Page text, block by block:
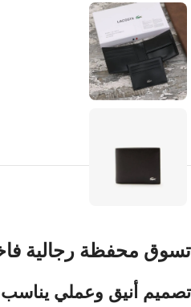
تسوق محفظة رجالية
تصميم أنيق وعملي يناسب